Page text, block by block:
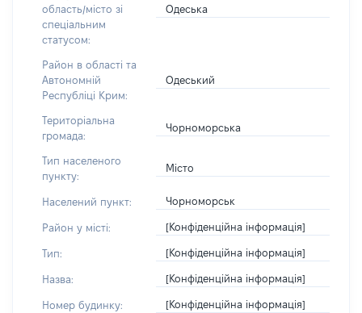
область/місто зі
спеціальним
статусом:
Одеська
Район в області та
Автономній
Республіці Крим:
Одеський
Територіальна
громада:
Чорноморська
Тип населеного
пункту:
Місто
Населений пункт: Чорноморськ
Район у місті: [Конфіденційна інформація]
Тип: [Конфіденційна інформація]
Назва: [Конфіденційна інформація]
Номер будинку: [Конфіденційна інформація]